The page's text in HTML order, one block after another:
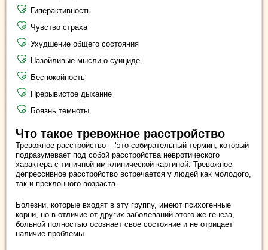
Гиперактивность
Чувство страха
Ухудшение общего состояния
Назойливые мысли о суициде
Беспокойность
Прерывистое дыхание
Боязнь темноты
Что такое тревожное расстройство
Тревожное расстройство – ‘это собирательный термин, который
подразумевает под собой расстройства невротического
характера с типичной им клинической картиной. Тревожное
депрессивное расстройство встречается у людей как молодого,
так и преклонного возраста.
Болезни, которые входят в эту группу, имеют психогенные
корни, но в отличие от других заболеваний этого же генеза,
больной полностью осознает свое состояние и не отрицает
наличие проблемы.